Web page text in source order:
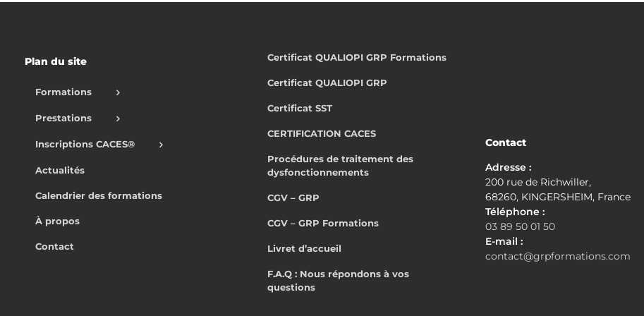
Plan du site
Formations
Prestations
Inscriptions CACES®
Actualités
Calendrier des formations
À propos
Contact
Certificat QUALIOPI GRP Formations
Certificat QUALIOPI GRP
Certificat SST
CERTIFICATION CACES
Procédures de traitement des
dysfonctionnements
CGV – GRP
CGV – GRP Formations
Livret d’accueil
F.A.Q : Nous répondons à vos
questions
Contact
Adresse :
200 rue de Richwiller,
68260, KINGERSHEIM, France
Téléphone :
03 89 50 01 50
E-mail :
contact@grpformations.com